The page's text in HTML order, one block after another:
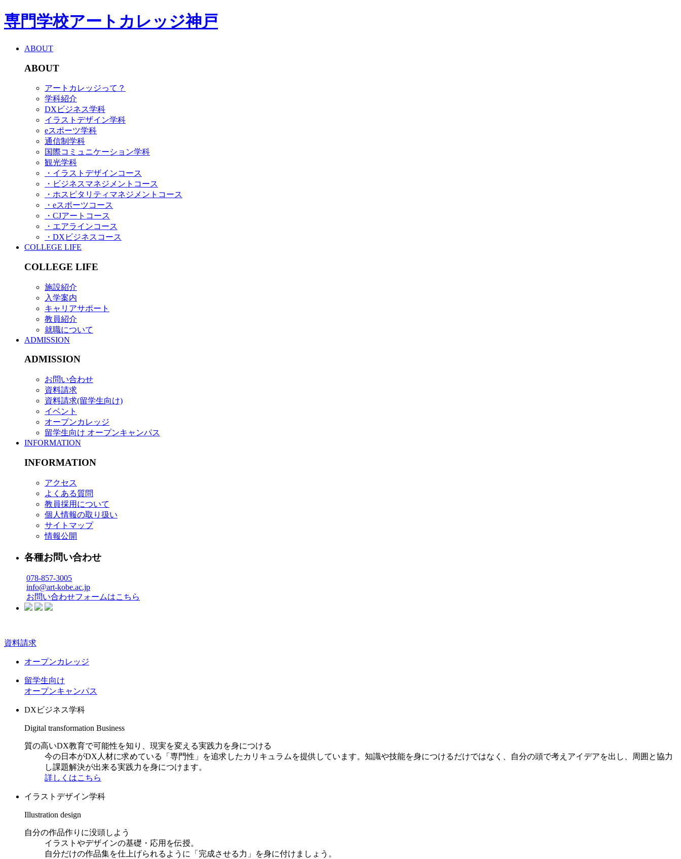
専門学校アートカレッジ神戸
ABOUT
ABOUT
アートカレッジって？
学科紹介
DXビジネス学科
イラストデザイン学科
eスポーツ学科
通信制学科
国際コミュニケーション学科
観光学科
・イラストデザインコース
・ビジネスマネジメントコース
・ホスピタリティマネジメントコース
・eスポーツコース
・CJアートコース
・エアラインコース
・DXビジネスコース
COLLEGE LIFE
COLLEGE LIFE
施設紹介
入学案内
キャリアサポート
教員紹介
就職について
ADMISSION
ADMISSION
お問い合わせ
資料請求
資料請求(留学生向け)
イベント
オープンカレッジ
留学生向け オープンキャンパス
INFORMATION
INFORMATION
アクセス
よくある質問
教員採用について
個人情報の取り扱い
サイトマップ
情報公開
各種お問い合わせ
078-857-3005
info@art-kobe.ac.jp
お問い合わせフォームはこちら
資料請求
オープンカレッジ
留学生向け
オープンキャンパス
DXビジネス学科
Digital transformation Business
質の高いDX教育で可能性を知り、現実を変える実践力を身につける
今の日本がDX人材に求めている「専門性」を追求したカリキュラムを提供しています。知識や技能を身につけるだけではなく、自分の頭で考えアイデアを出し、周囲と協力
し課題解決が出来る実践力を身につけます。
詳しくはこちら
イラストデザイン学科
Illustration design
自分の作品作りに没頭しよう
イラストやデザインの基礎・応用を伝授。
自分だけの作品集を仕上げられるように「完成させる力」を身に付けましょう。